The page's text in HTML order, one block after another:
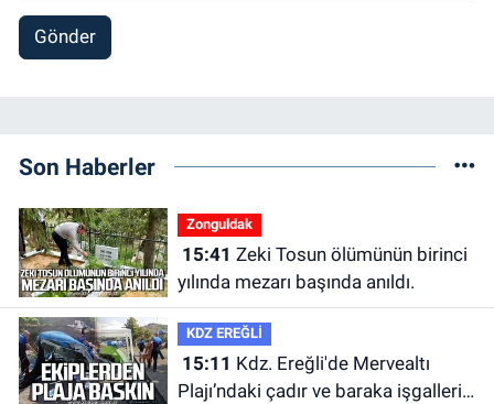
Gönder
Son Haberler
Zonguldak
15:41
yılında mezarı başında anıldı.
KDZ EREĞLİ
15:11
Plajı’ndaki çadır ve baraka işgalleri